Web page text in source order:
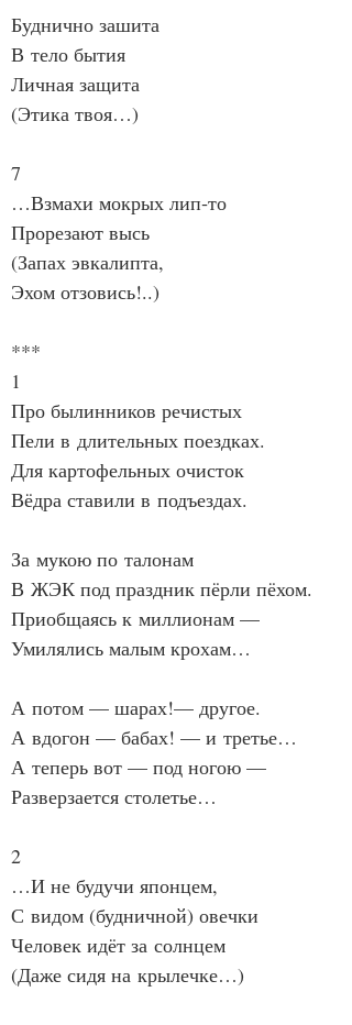
Буднично зашита
В тело бытия
Личная защита
(Этика твоя…)
7
…Взмахи мокрых лип‑то
Прорезают высь
(Запах эвкалипта,
Эхом отзовись!..)
***
1
Про былинников речистых
Пели в длительных поездках.
Для картофельных очисток
Вёдра ставили в подъездах.
За мукою по талонам
В ЖЭК под праздник пёрли пёхом.
Приобщаясь к миллионам —
Умилялись малым крохам…
А потом — шарах!— другое.
А вдогон — бабах! — и третье…
А теперь вот — под ногою —
Разверзается столетье…
2
…И не будучи японцем,
С видом (будничной) овечки
Человек идёт за солнцем
(Даже сидя на крылечке…)